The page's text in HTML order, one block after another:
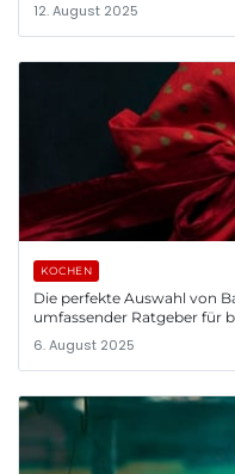
12. August 2025
KOCHEN
Die perfekte Auswahl von
umfassender Ratgeber für
6. August 2025